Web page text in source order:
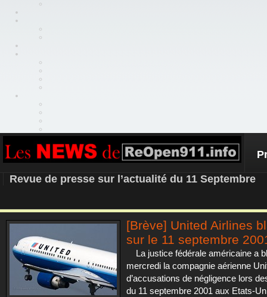
REOPEN911 – NEWS
Revue de presse sur l’actualité du 11 Septembre
[Brève] United Airlines
sur le 11 septembre
La justice fédérale américaine a
mercredi la compagnie aérienne
d’accusations de négligence lors
du 11 septembre 2001 aux Etats-